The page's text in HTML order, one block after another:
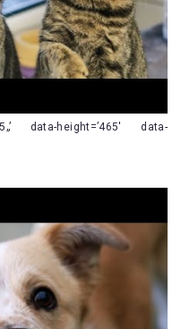
data-height=’465′ data-